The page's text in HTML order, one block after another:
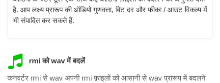
है. आप लक्ष्य प्रारूप की ऑडियो गुणवत्ता, बिट दर और फीका / आउट विकल्प में
भी संपादित कर सकते हैं.
rmi को wav में बदलें
कनवर्टर rmi से wav अपनी rmi फ़ाइलों को आसानी से wav प्रारूप में बदलने